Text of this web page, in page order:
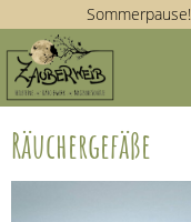
Räuchergefäße